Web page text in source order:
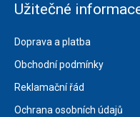
Užitečné
Doprava a platba
Obchodní podmínky
Reklamační řád
Ochrana osobních údajů